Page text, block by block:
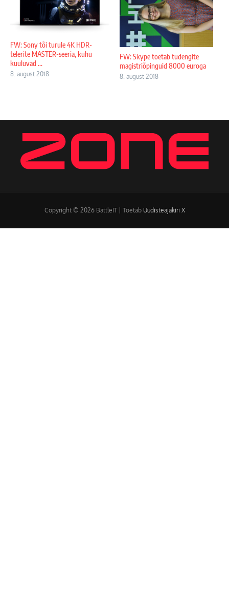
FW: Sony tõi turule 4K HDR-
telerite MASTER-seeria, kuhu
kuuluvad ...
8. august 2018
FW: Skype toetab tudengite
magistriõpinguid 8000 euroga
8. august 2018
Copyright © 2026 BattleIT | Toetab Uudisteajakiri X